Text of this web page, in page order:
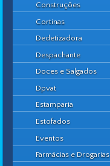
Construções
Cortinas
Dedetizadora
Despachante
Doces e Salgados
Dpvat
Estamparia
Estofados
Eventos
Farmácias e Drogarias